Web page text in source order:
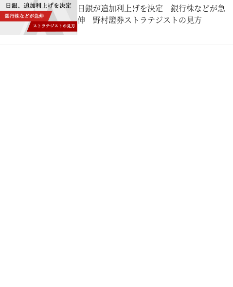
日銀が追加利上げを決定 銀行株などが急
伸 野村證券ストラテジストの見方